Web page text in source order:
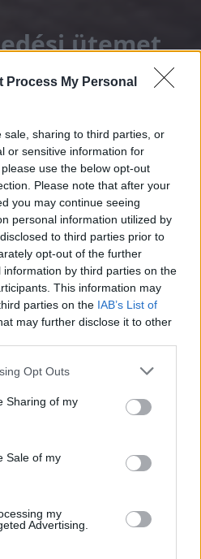
Process My Personal
sale, sharing to third parties, or
or sensitive information for
use the below opt-out
Please note that after your
you may continue seeing
personal information utilized by
to third parties prior to
opt-out of the further
by third parties on the
This information may
parties on the IAB’s List of
may further disclose it to other
app uses one or more Google
behaviour. You may click to
and its third-party tags to
purposes in below Google
Opt Outs
Sharing of my
Sale of my
my
Advertising.
ütemet
adatok továbbra is
jeleznek, ami
idei
hogy a
szektorban
is azzal
- állapították meg a
a